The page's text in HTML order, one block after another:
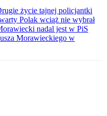
życie tajnej policjantki
Polak wciąż nie wybrał
nadal jest w PiS
Morawieckiego w